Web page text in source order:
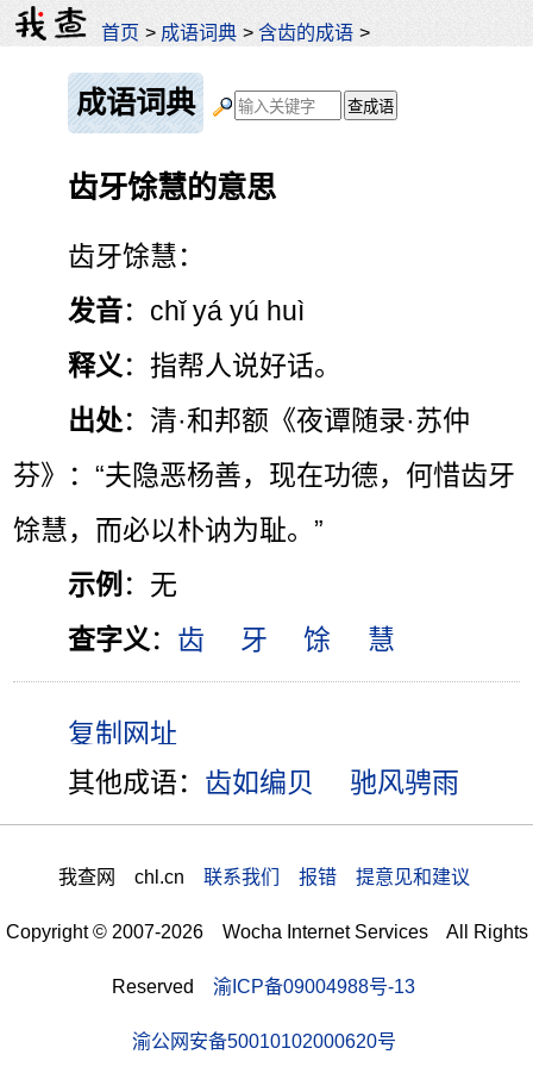
首页 > 成语词典 >含齿的成语 >
成语词典
齿牙馀慧的意思
齿牙馀慧：
发音：chǐ yá yú huì
释义 ：指帮人说好话。
出处：清·和邦额《夜谭随录·苏仲
芬》：“夫隐恶杨善，现在功德，何惜齿牙
馀慧，而必以朴讷为耻。”
示例 ：无
查字义 ： 齿 牙 馀 慧
其他成语： 齿如编贝 驰风骋雨
我查网 chl.cn 联系我们 报错 提意见和建议
Copyright © 2007-2026 Wocha Internet Services All Rights
Reserved 渝ICP备09004988号-13
渝公网安备50010102000620号